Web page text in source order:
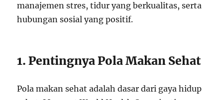
manajemen stres, tidur yang berkualitas, serta
hubungan sosial yang positif.
1. Pentingnya Pola Makan Sehat
Pola makan sehat adalah dasar dari gaya hidup